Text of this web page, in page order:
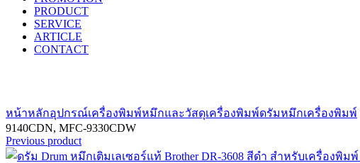
PRODUCT
SERVICE
ARTICLE
CONTACT
หน้าหลักอุปกรณ์เครื่องพิมพ์หมึกและวัสดุเครื่องพิมพ์ดรัมหมึกเครื่องพิมพ์
9140CDN, MFC-9330CDW
Previous product